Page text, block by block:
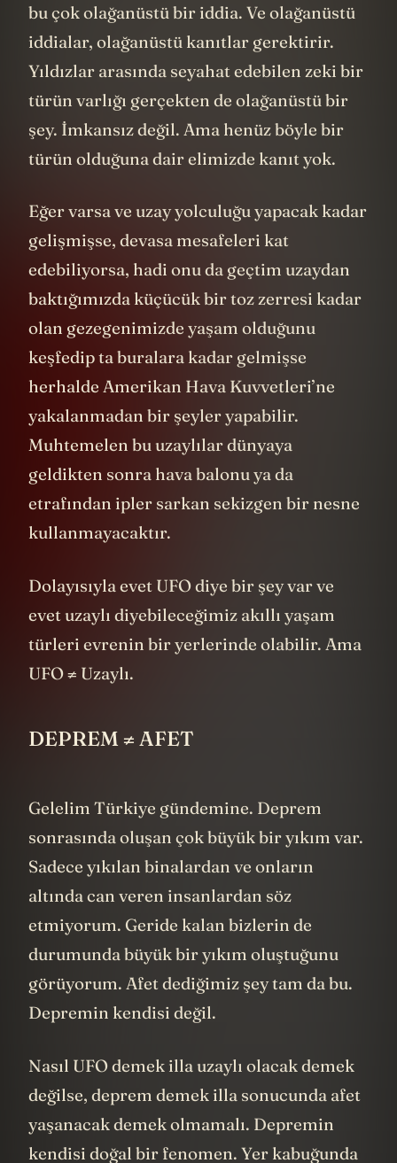
bu çok olağanüstü bir iddia. Ve olağanüstü
iddialar, olağanüstü kanıtlar gerektirir.
Yıldızlar arasında seyahat edebilen zeki bir
türün varlığı gerçekten de olağanüstü bir
şey. İmkansız değil. Ama henüz böyle bir
türün olduğuna dair elimizde kanıt yok.
Eğer varsa ve uzay yolculuğu yapacak kadar
gelişmişse, devasa mesafeleri kat
edebiliyorsa, hadi onu da geçtim uzaydan
baktığımızda küçücük bir toz zerresi kadar
olan gezegenimizde yaşam olduğunu
keşfedip ta buralara kadar gelmişse
herhalde Amerikan Hava Kuvvetleri’ne
yakalanmadan bir şeyler yapabilir.
Muhtemelen bu uzaylılar dünyaya
geldikten sonra hava balonu ya da
etrafından ipler sarkan sekizgen bir nesne
kullanmayacaktır.
Dolayısıyla evet UFO diye bir şey var ve
evet uzaylı diyebileceğimiz akıllı yaşam
türleri evrenin bir yerlerinde olabilir. Ama
UFO ≠ Uzaylı.
DEPREM ≠ AFET
Gelelim Türkiye gündemine. Deprem
sonrasında oluşan çok büyük bir yıkım var.
Sadece yıkılan binalardan ve onların
altında can veren insanlardan söz
etmiyorum. Geride kalan bizlerin de
durumunda büyük bir yıkım oluştuğunu
görüyorum. Afet dediğimiz şey tam da bu.
Depremin kendisi değil.
Nasıl UFO demek illa uzaylı olacak demek
değilse, deprem demek illa sonucunda afet
yaşanacak demek olmamalı. Depremin
kendisi doğal bir fenomen. Yer kabuğunda